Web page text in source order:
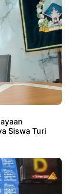
Siswa Turi